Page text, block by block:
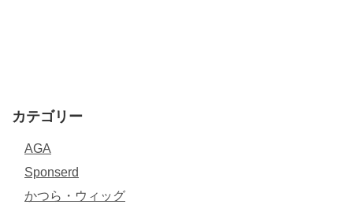
カテゴリー
AGA
Sponserd
かつら・ウィッグ